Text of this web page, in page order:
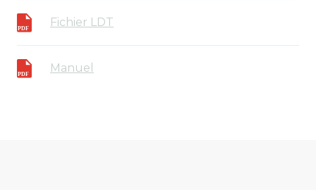
Fichier LDT
Manuel